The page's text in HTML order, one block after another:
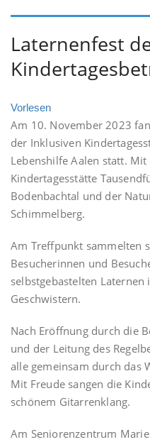
Laternenfest
Vorlesen
Am 10. November 2023
der Inklusiven
Lebenshilfe Aalen statt.
Kindertagesstätte
Bodenbachtal und der
Schimmelberg.
Am Treffpunkt sammelten
Besucherinnen und
selbstgebastelten
Geschwistern.
Nach Eröffnung durch die
und der Leitung des
alle gemeinsam durch das
Mit Freude sangen die
schönem Gitarrenklang.
Am Seniorenzentrum